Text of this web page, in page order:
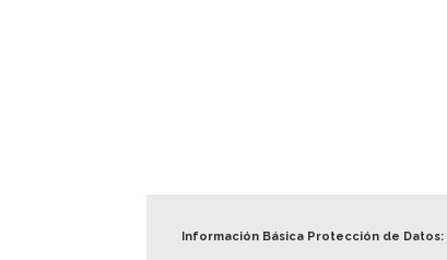
Información Básica Protección de Datos: